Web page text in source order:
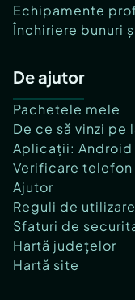
Echipamente
Închiriere bunuri
De ajutor
Pachetele mele
De ce să vinzi pe
Aplicații: Android
Verificare telefon
Ajutor
Reguli de utilizare
Sfaturi de
Hartă județelor
Hartă site